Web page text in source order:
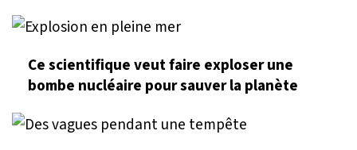
Ce scientifique veut faire exploser une
bombe nucléaire pour sauver la planète